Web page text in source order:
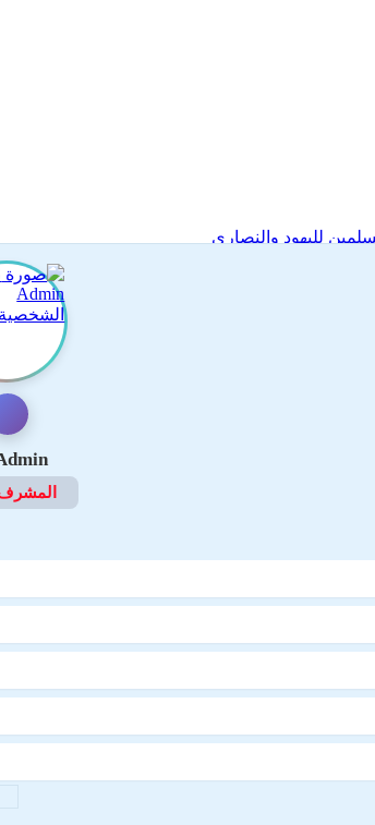
لليهود والنصارى
المشرف